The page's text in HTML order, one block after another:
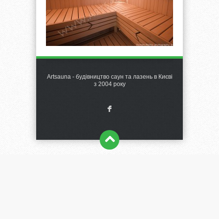
Artsauna - будівництво саун та лазень в Києві
з 2004 року
F